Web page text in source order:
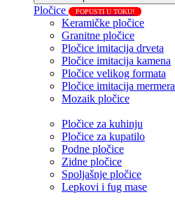
Pločice POPUSTI U TOKU!
Keramičke pločice
Granitne pločice
Pločice imitacija drveta
Pločice imitacija kamena
Pločice velikog formata
Pločice imitacija mermera
Mozaik pločice
Pločice za kuhinju
Pločice za kupatilo
Podne pločice
Zidne pločice
Spoljašnje pločice
Lepkovi i fug mase